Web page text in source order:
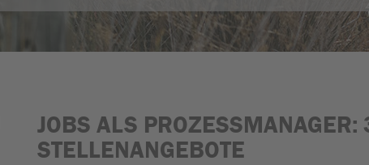
JOBS ALS PROZESSMANAGER:
STELLENANGEBOTE